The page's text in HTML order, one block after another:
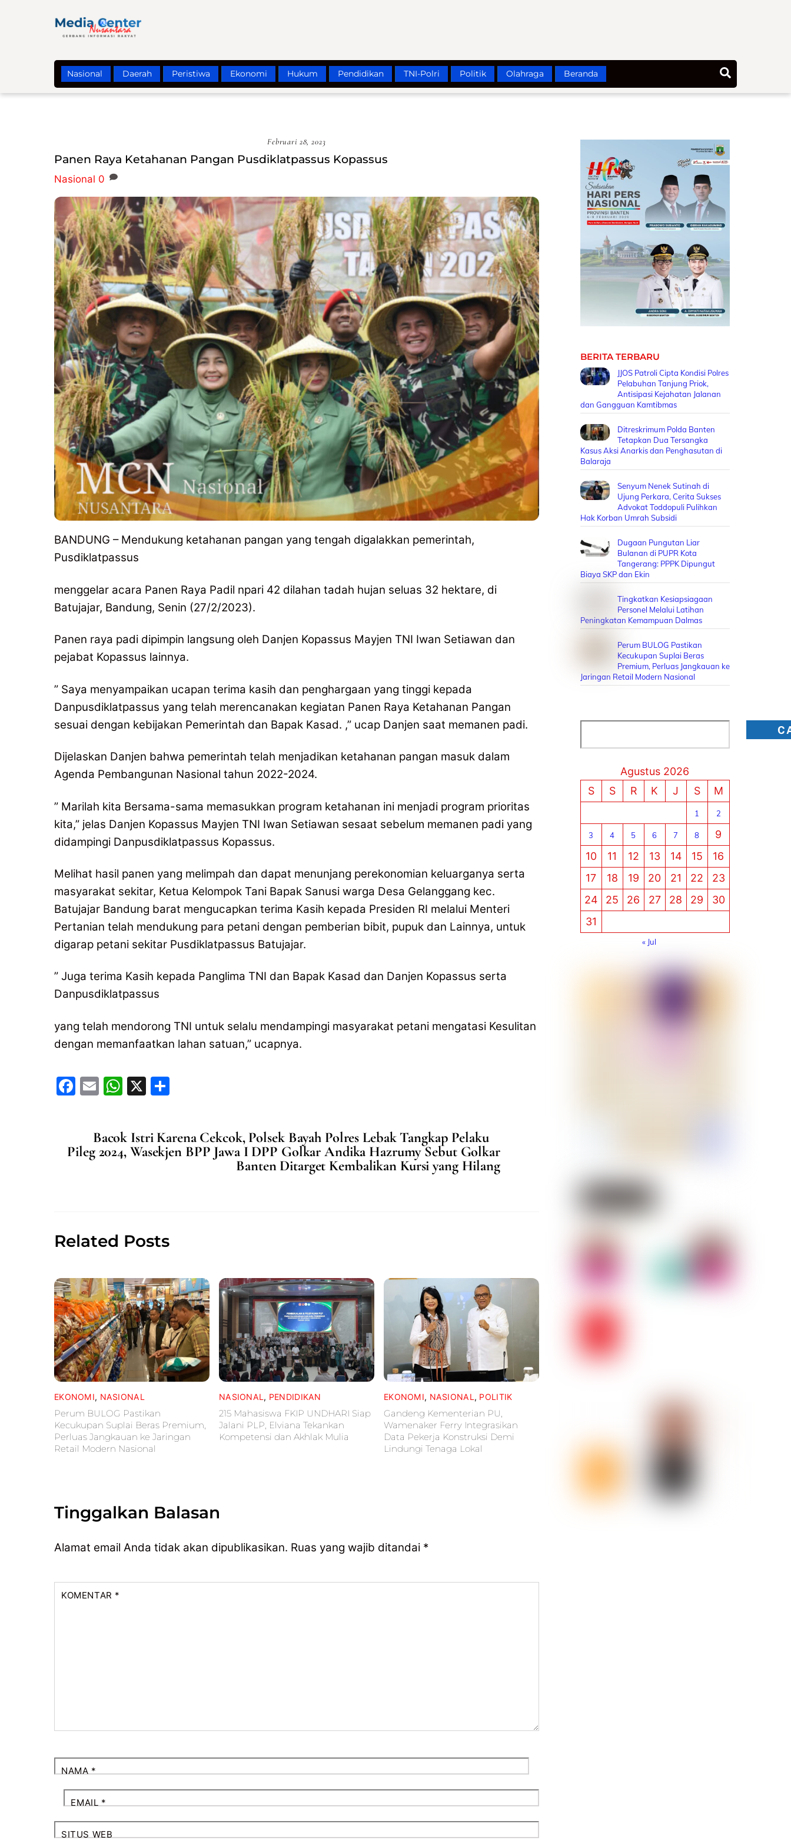
Nasional Daerah Peristiwa Ekonomi Hukum Pendidikan TNI-Polri Politik Olahraga Beranda
Februari 28, 2023
Panen Raya Ketahanan Pangan Pusdiklatpassus Kopassus
Nasional 0
BANDUNG – Mendukung ketahanan pangan yang tengah digalakkan pemerintah,
Pusdiklatpassus
menggelar acara Panen Raya Padil npari 42 dilahan tadah hujan seluas 32 hektare, di
Batujajar, Bandung, Senin (27/2/2023).
Panen raya padi dipimpin langsung oleh Danjen Kopassus Mayjen TNI Iwan Setiawan dan
pejabat Kopassus lainnya.
” Saya menyampaikan ucapan terima kasih dan penghargaan yang tinggi kepada
Danpusdiklatpassus yang telah merencanakan kegiatan Panen Raya Ketahanan Pangan
sesuai dengan kebijakan Pemerintah dan Bapak Kasad. ,” ucap Danjen saat memanen padi.
Dijelaskan Danjen bahwa pemerintah telah menjadikan ketahanan pangan masuk dalam
Agenda Pembangunan Nasional tahun 2022-2024.
” Marilah kita Bersama-sama memasukkan program ketahanan ini menjadi program prioritas
kita,” jelas Danjen Kopassus Mayjen TNI Iwan Setiawan sesaat sebelum memanen padi yang
didampingi Danpusdiklatpassus Kopassus.
Melihat hasil panen yang melimpah dan dapat menunjang perekonomian keluarganya serta
masyarakat sekitar, Ketua Kelompok Tani Bapak Sanusi warga Desa Gelanggang kec.
Batujajar Bandung barat mengucapkan terima Kasih kepada Presiden RI melalui Menteri
Pertanian telah mendukung para petani dengan pemberian bibit, pupuk dan Lainnya, untuk
digarap petani sekitar Pusdiklatpassus Batujajar.
” Juga terima Kasih kepada Panglima TNI dan Bapak Kasad dan Danjen Kopassus serta
Danpusdiklatpassus
yang telah mendorong TNI untuk selalu mendampingi masyarakat petani mengatasi Kesulitan
dengan memanfaatkan lahan satuan,” ucapnya.
F
e
b
E
l
W
s
A
X
e
Bacok Istri Karena Cekcok, Polsek Bayah Polres Lebak Tangkap Pelaku
Pileg 2024, Wasekjen BPP Jawa I DPP Golkar Andika Hazrumy Sebut Golkar
Banten Ditarget Kembalikan Kursi yang Hilang
Related Posts
EKONOMI, NASIONAL
Perum BULOG Pastikan
Kecukupan Suplai Beras Premium,
Perluas Jangkauan ke Jaringan
Retail Modern Nasional
NASIONAL , PENDIDIKAN
215 Mahasiswa FKIP UNDHARI Siap
Jalani PLP, Elviana Tekankan
Kompetensi dan Akhlak Mulia
EKONOMI, NASIONAL , POLITIK
Gandeng Kementerian PU,
Wamenaker Ferry Integrasikan
Data Pekerja Konstruksi Demi
Lindungi Tenaga Lokal
Tinggalkan Balasan
Alamat email Anda tidak akan dipublikasikan. Ruas yang wajib ditandai *
KOMENTAR *
NAMA *
EMAIL *
SITUS WEB
BERITA TERBARU
JJOS Patroli Cipta Kondisi Polres
Pelabuhan Tanjung Priok,
Antisipasi Kejahatan Jalanan
dan Gangguan Kamtibmas
Ditreskrimum Polda Banten
Tetapkan Dua Tersangka
Kasus Aksi Anarkis dan Penghasutan di
Balaraja
Senyum Nenek Sutinah di
Ujung Perkara, Cerita Sukses
Advokat Toddopuli Pulihkan
Hak Korban Umrah Subsidi
Dugaan Pungutan Liar
Bulanan di PUPR Kota
Tangerang: PPPK Dipungut
Biaya SKP dan Ekin
Tingkatkan Kesiapsiagaan
Personel Melalui Latihan
Peningkatan Kemampuan Dalmas
Perum BULOG Pastikan
Kecukupan Suplai Beras
Premium, Perluas Jangkauan ke
Jaringan Retail Modern Nasional
Agustus 2026
S
S R K J S M
1 2
3 4 5 6 7 8
9
10
11 12 13 14 15
16
17
18 19 20 21 22
23
24
25 26 27 28 29
30
31
« Jul